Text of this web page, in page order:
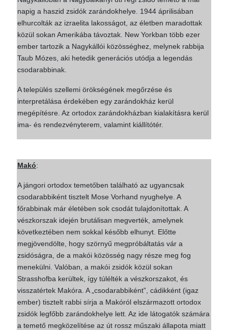
napig a haszid zsidók zarándokhelye. 1944 áprilisában
elhurcolták az izraelita lakosságot, az életben maradottak
közül sokan Amerikába távoztak. New Yorkban több ezer
ember tartozik a Nagykállói közösséghez, melynek rabbija
Taub Mózes, aki hetedik generációs utódja a legendás
csodarabbinak.
A település szellemi örökségének megőrzése és
interpretálása érdekében egy zarándokház kerül
megépítésre. Az ortodox zarándokházban kialakításra kerül
ima- és rendezvényterem, valamint kiállítótér.
Makó:
A jángori ortodox temetőben található az ugyancsak
csodarabbiként tisztelt Mose Vorhand nyughelye. A
főrabbinak már életében sok csodát tulajdonítottak. A
vészkorszak idején brutálisan megverték, amelynek
következtében nem sokkal később elhunyt. Előtte
megjövendölte, hogy szörnyű megpróbáltatás vár a
zsidóságra, de a makói közösség nagy része meg fog
menekülni. Valóban, a makói zsidók közül sokan
Strasshofba kerültek, így túlélték a vészkorszakot, és
visszatértek Makóra. A „csodarabbiként”, cádikként (igaz
ember) tisztelt rabbi sírja a Makóról elszármazott ortodox
zsidók legfőbb zarándokhelye lett. Az ide látogatók számára
a temető megközelítése az út rossz műszaki állapota miatt